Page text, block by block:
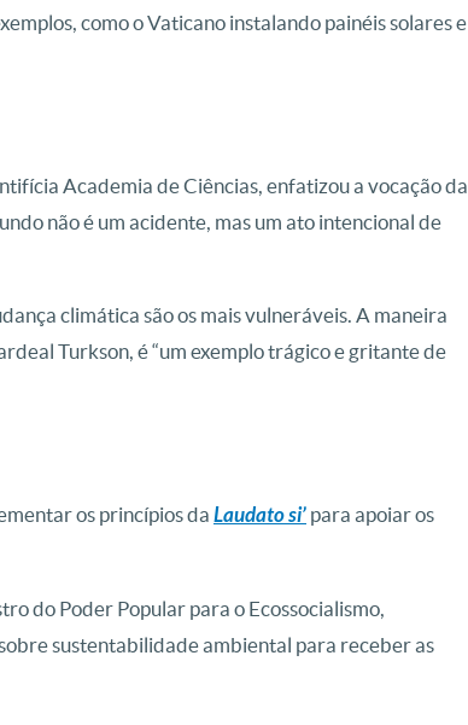
como o Vaticano instalando painéis solares e
Academia de Ciências, enfatizou a vocação da
não é um acidente, mas um ato intencional de
climática são os mais vulneráveis. A maneira
Turkson, é “um exemplo trágico e gritante de
os princípios da Laudato si’ para apoiar os
do Poder Popular para o Ecossocialismo,
sustentabilidade ambiental para receber as